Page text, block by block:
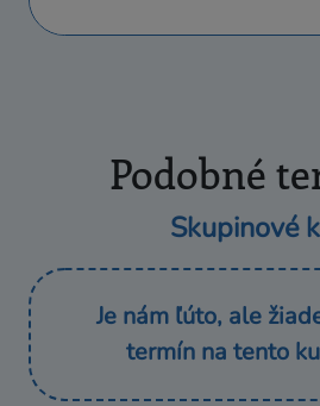
Podobné
Skupinové
Je nám ľúto, ale
termín na tento